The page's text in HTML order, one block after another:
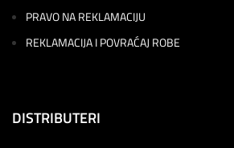
PRAVO NA REKLAMACIJU
REKLAMACIJA I POVRAĆAJ ROBE
DISTRIBUTERI